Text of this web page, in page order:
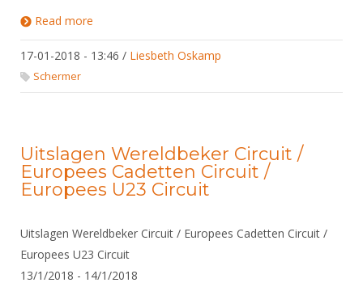
Read more
17-01-2018 - 13:46 / Liesbeth Oskamp
Schermer
Uitslagen Wereldbeker Circuit /
Europees Cadetten Circuit /
Europees U23 Circuit
Uitslagen Wereldbeker Circuit / Europees Cadetten Circuit /
Europees U23 Circuit
13/1/2018 - 14/1/2018